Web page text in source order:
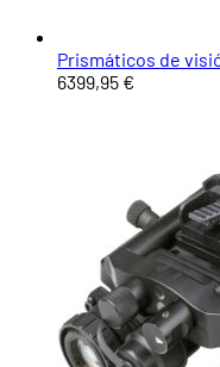
Prismáticos de
6399,95 €